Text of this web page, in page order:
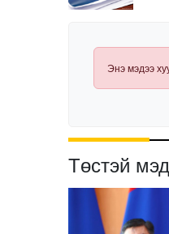
Энэ мэдээ
Төстэй